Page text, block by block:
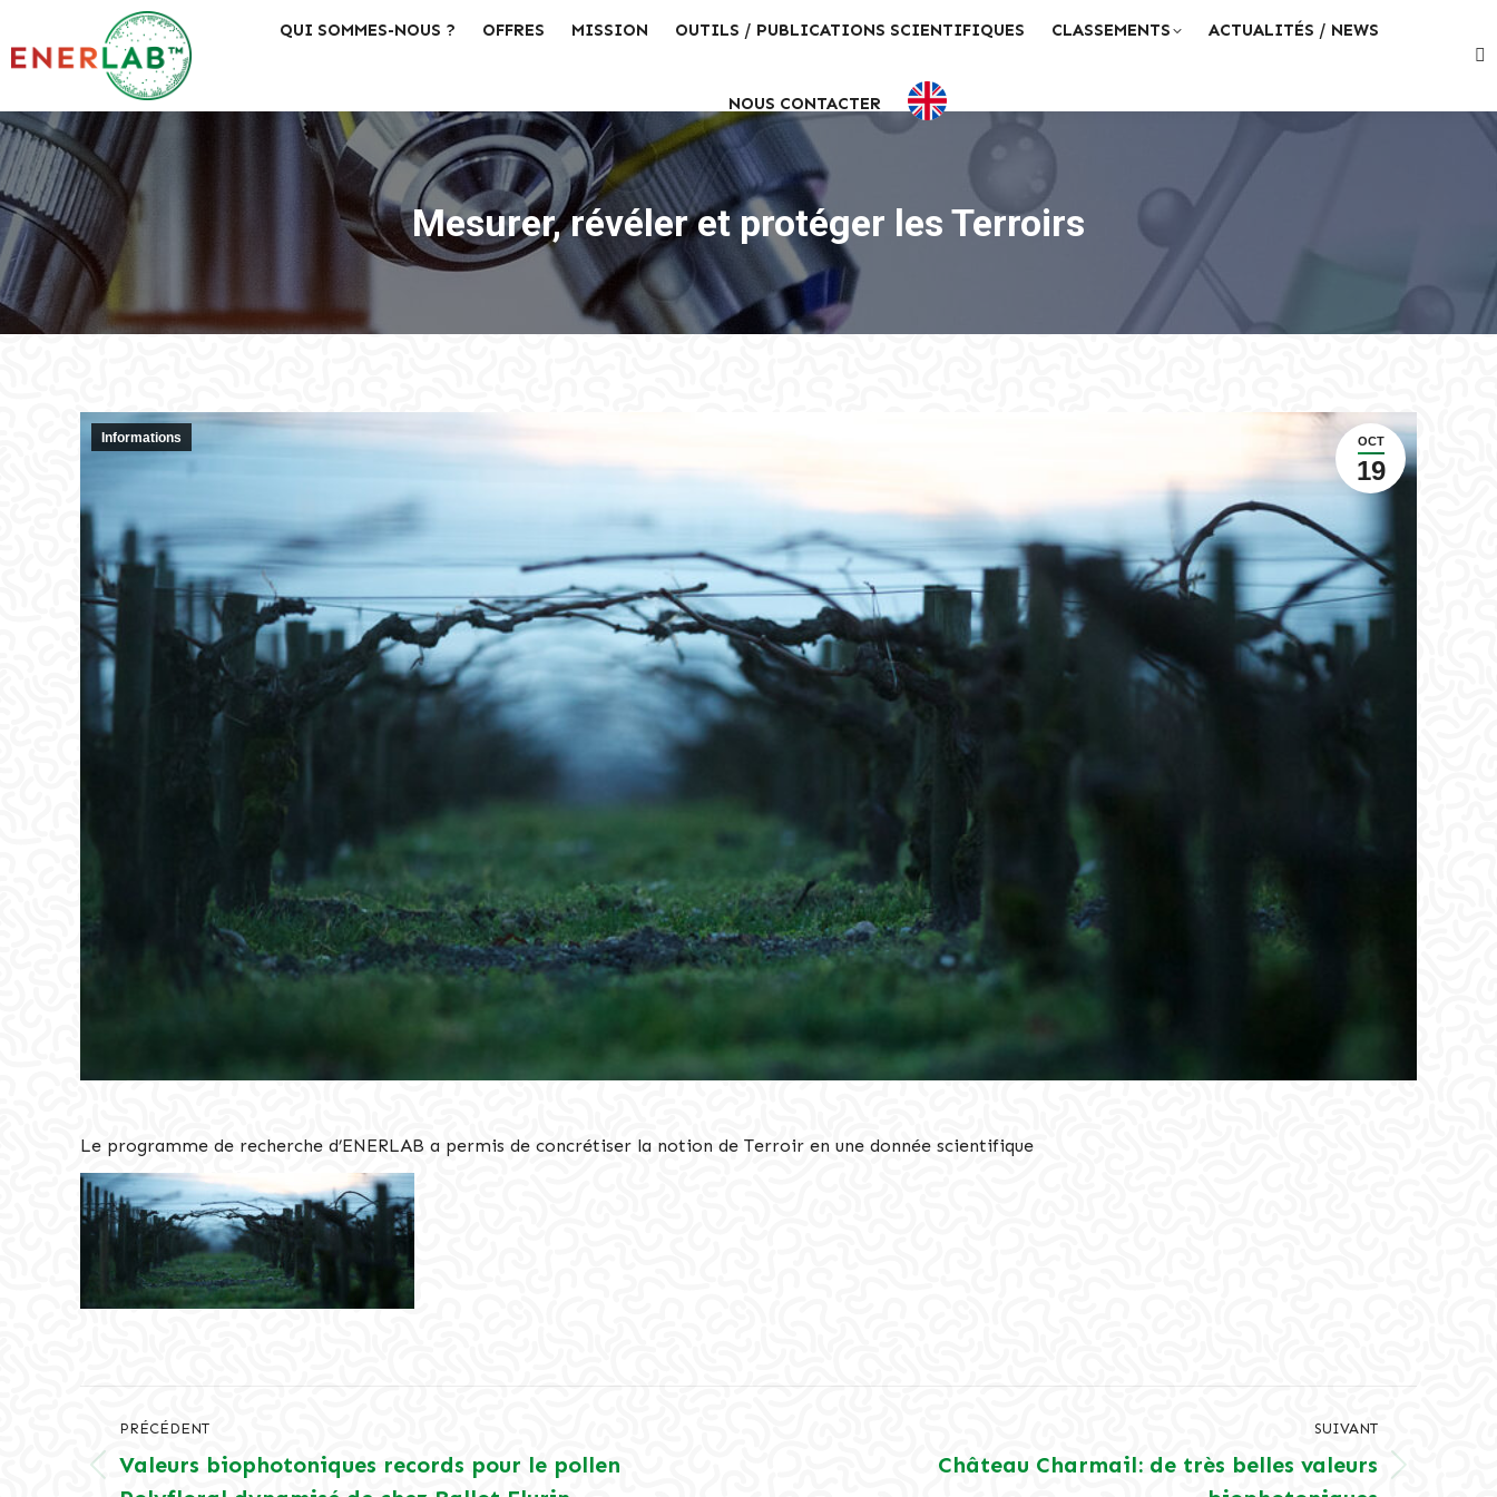
QUI SOMMES-NOUS ? OFFRES MISSION OUTILS / PUBLICATIONS SCIENTIFIQUES CLASSEMENTS ACTUALITÉS / NEWS
NOUS CONTACTER
Mesurer, révéler et protéger les Terroirs
OCT
19
Informations
Le programme de recherche d’ENERLAB a permis de concrétiser la notion de Terroir en une donnée scientifique
Navigation
article
PRÉCÉDENT
Article
Valeurs biophotoniques records pour le pollen
SUIVANT
Château Charmail: de très belles valeurs